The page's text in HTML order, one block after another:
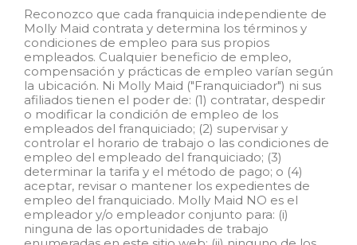
de empleo de los empleados del
franquiciado; (2) supervisar y
controlar el horario de trabajo de
los empleados del franquiciado o
las condiciones de empleo; (3)
determinar la tasa y el método de
pago; o (4) aceptar, revisar o
mantener los registros de
empleo del franquiciado. Molly
Maid SPV LLC NO es el
empleador y/o empleador
conjunto para: (i) ninguna de las
oportunidades de empleo que
aparecen en este sitio web; (ii)
ninguno de los franquiciados
independientes; y, (iii) ninguno de
Reconozco que cada franquicia independiente de
Molly Maid contrata y determina los términos y
condiciones de empleo para sus propios
empleados. Cualquier beneficio de empleo,
compensación y prácticas de empleo varían según
la ubicación. Ni Molly Maid ("Franquiciador") ni sus
afiliados tienen el poder de: (1) contratar, despedir
o modificar la condición de empleo de los
empleados del franquiciado; (2) supervisar y
controlar el horario de trabajo o las condiciones de
empleo del empleado del franquiciado; (3)
determinar la tarifa y el método de pago; o (4)
aceptar, revisar o mantener los expedientes de
empleo del franquiciado. Molly Maid NO es el
empleador y/o empleador conjunto para: (i)
ninguna de las oportunidades de trabajo